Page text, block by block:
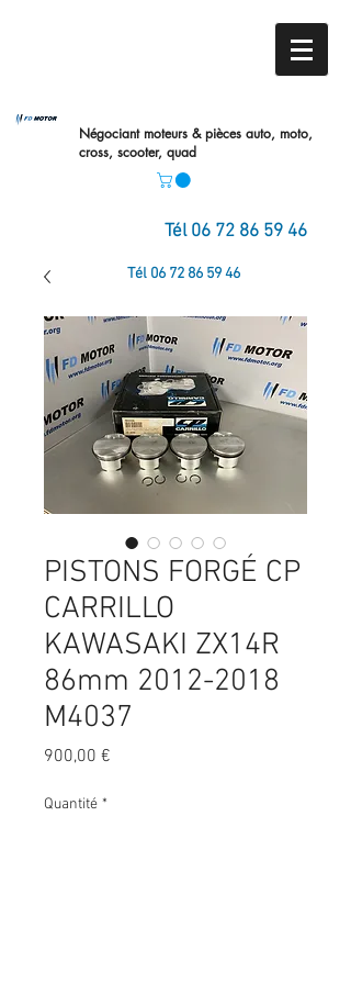
Négociant moteurs & pièces auto, moto,
cross, scooter, quad
Tél 06 72 86 59 46
Tél 06 72 86 59 46
PISTONS FORGÉ CP
CARRILLO
KAWASAKI ZX14R
86mm 2012-2018
M4037
900,00 €
Quantité *